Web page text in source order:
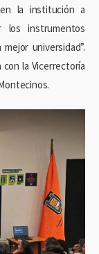
la institución a
instrumentos
universidad”.
la Vicerrectoría